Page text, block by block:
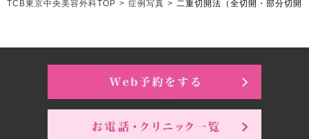
TCB東京中央美容外科TOP > 症例写真 > 二重切開法（全切開・部分切開